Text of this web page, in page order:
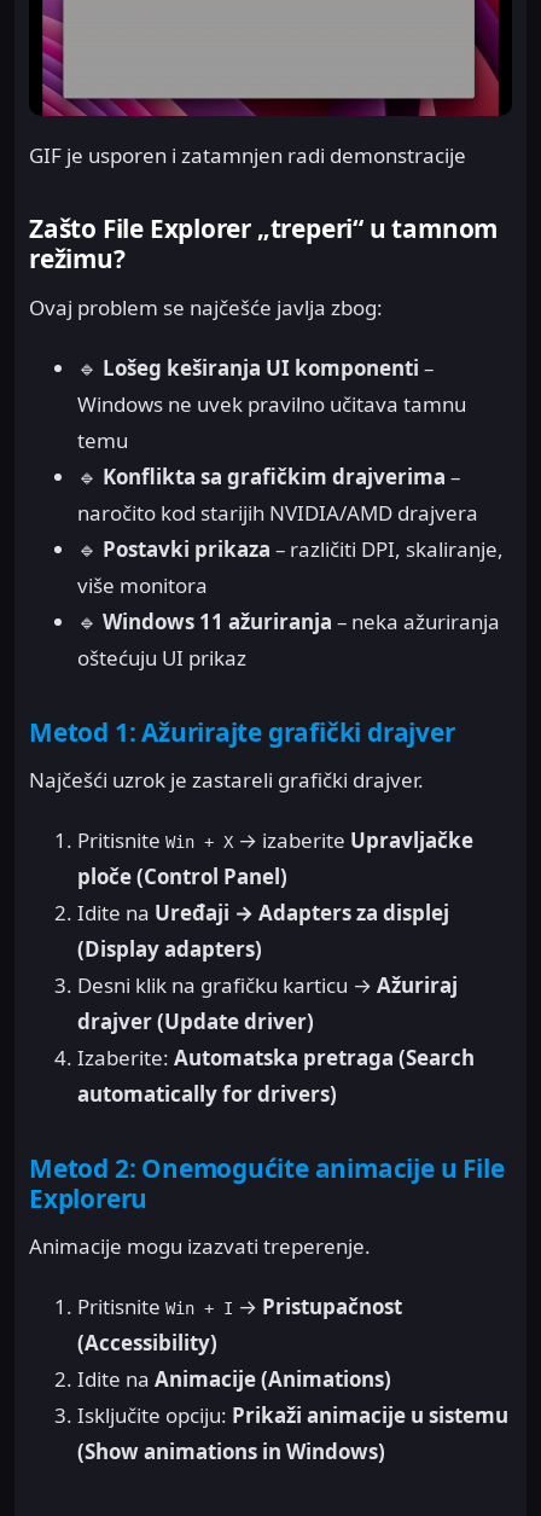
GIF je usporen i zatamnjen radi demonstracije
Zašto File Explorer „treperi“ u tamnom
režimu?
Ovaj problem se najčešće javlja zbog:
🔹 Lošeg keširanja UI komponenti –
Windows ne uvek pravilno učitava tamnu
temu
🔹 Konflikta sa grafičkim drajverima –
naročito kod starijih NVIDIA/AMD drajvera
🔹 Postavki prikaza – različiti DPI, skaliranje,
više monitora
🔹 Windows 11 ažuriranja – neka ažuriranja
oštećuju UI prikaz
Metod 1: Ažurirajte grafički drajver
Najčešći uzrok je zastareli grafički drajver.
Pritisnite Win + X → izaberite Upravljačke
ploče (Control Panel)
Idite na Uređaji → Adapters za displej
(Display adapters)
Desni klik na grafičku karticu → Ažuriraj
drajver (Update driver)
Izaberite: Automatska pretraga (Search
automatically for drivers)
Metod 2: Onemogućite animacije u File
Exploreru
Animacije mogu izazvati treperenje.
Pritisnite Win + I → Pristupačnost
(Accessibility)
Idite na Animacije (Animations)
Isključite opciju: Prikaži animacije u sistemu
(Show animations in Windows)